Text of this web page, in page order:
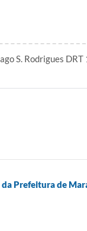
S. Rodrigues
Prefeitura de